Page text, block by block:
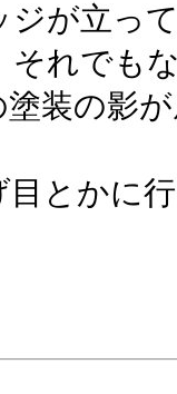
ジが立っ
それでも
装の影
目とかに